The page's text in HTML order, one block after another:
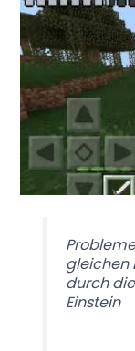
gleichen
durch
Einstein